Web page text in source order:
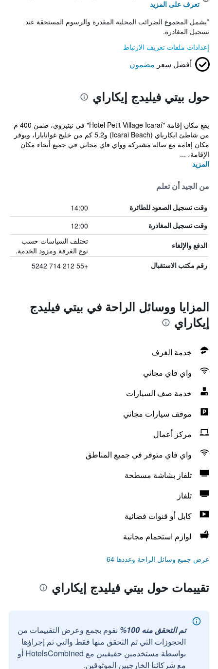
تعرف على المزيد
*يشمل المجموع الضرائب المحلية المقدرة والرسوم المستحقة عند
تسجيل المغادرة.
إعدادات ملفات تعريف الارتباط
أفضل سعر مضمون
حول بيتي فيليدج إيكاراي
يقع مكان إقامة "Hotel Petit Village Icaraí" في نيتيروي، ضمن 400 م
من شاطئ ايكارياي (Icarai Beach) و5.2 كم من خليج غوانابارا، ويوفر
مكان إقامة مع صالة مشتركة وواي فاي مجاني في جميع أنحاء مكان
الإقامة، ...
المزيد
من الجيد أن تعلم
وقت تسجيل الصعود للطائرة 14:00
وقت تسجيل المغادرة 12:00
الدفع والإلغاء
تختلف السياسات حسب
نوع الغرفة ومزود الخدمة.
رقم مكتب الاستقبال +55 212 714 5242
المزايا ووسائل الراحة في بيتي فيليدج
إيكاراي
خدمة الغرف
واي فاي مجاني
خدمة صف السيارات
موقف سيارات مجاني
مركز أعمال
واي فاي متوفر في جميع المناطق
تلفاز بشاشة مسطحة
تلفاز
كابل أو قنوات فضائية
لوازم استحمام مجانية
عرض جميع وسائل الراحة وعددها 64
تقييمات حول بيتي فيليدج إيكاراي
تم التحقق منه 100%
نقوم بجمع وعرض التقييمات من
الحجوزات التي تم التحقق منها فقط والتي تم إجراؤها
بواسطة مستخدمين حقيقيين مع HotelsCombined أو
مع شركائنا الخارجيين الموثوقين.